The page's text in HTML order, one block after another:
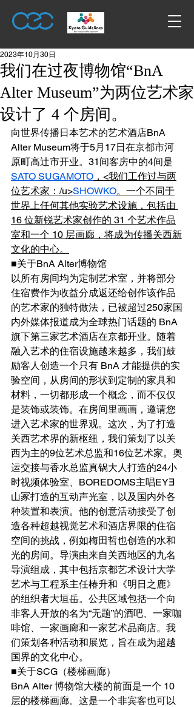
我们在过夜博物馆“BnA
Alter Museum”为两位艺术家
设计了 4 个房间。
2023年10月30日
向世界传播日本艺术的艺术酒店BnA
Alter Museum将于5月17日在京都市河
原町高辻市开业。31间客房中的4间是
SATO SUGAMOTO ，<我们工作过与两
位艺术家：/u>SHOWKO。一个不同于
世界上任何其他实验艺术设施，包括由
16 位新锐艺术家创作的 31 个艺术作品
室和一个 10 层画廊，将成为传播关西新
文化的中心。
■关于BnA Alter博物馆
以所有房间均为定制艺术室，并将部分
住宿费作为收益分成返还给创作该作品
的艺术家的独特做法，已被超过250家国
内外媒体报道成为全球热门话题的 BnA
旗下第三家艺术酒店在京都开业。随着
融入艺术的住宿设施越来越多，我们鼓
励客人创造一个只有 BnA 才能提供的实
验空间，从房间的形状到定制的家具和
材料，一切都形成一个概念，而不仅仅
是装饰或装饰。在房间里画画，邀请您
进入艺术家的世界观。这次，为了打造
关西艺术界的新枢纽，我们策划了以关
西为主的9位艺术总监和16位艺术家。奥
运交接与香水总监真锅大人打造的24小
时视频体验室、BOREDOMS主唱EY∃
山冢打造的互动声光室，以及国内外各
种装置和表演。他的创意活动接受了创
造各种超越视觉艺术和酒店界限的住宿
空间的挑战，例如梅田哲也创造的水和
光的房间。导演由来自关西地区的九名
导演组成，其中包括京都艺术设计大学
艺术与工程系主任椿升和《明日之鹿》
的组织者大垣岳。公共区域包括一个向
非客人开放的名为“无题”的酒吧、一家咖
啡馆、一家画廊和一家艺术品商店。我
们策划各种活动和展览，旨在成为超越
国界的文化中心。
■关于SCG（楼梯画廊）
BnA Alter 博物馆大楼的前面是一个 10
层的楼梯画廊。这是一个非宾客也可以